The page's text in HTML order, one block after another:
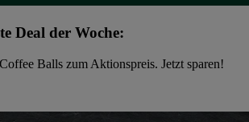
Deal der Woche:
Balls zum Aktionspreis. Jetzt sparen!